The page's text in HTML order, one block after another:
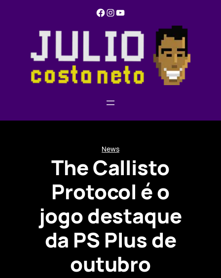
Facebook Instagram YouTube
News
The Callisto
Protocol é o
jogo destaque
da PS Plus de
outubro